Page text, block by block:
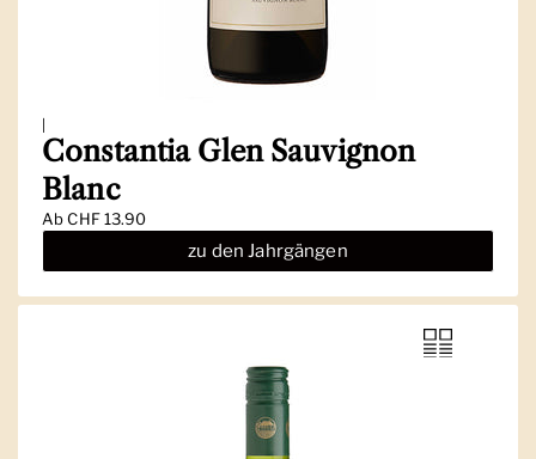
Constantia Glen Sauvignon
Blanc
AbCHF 13.90
zu den Jahrgängen